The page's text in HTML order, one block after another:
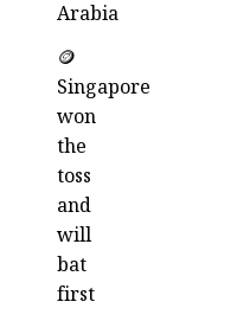
Arabia
🪙
Singapore
won
the
toss
and
will
bat
first